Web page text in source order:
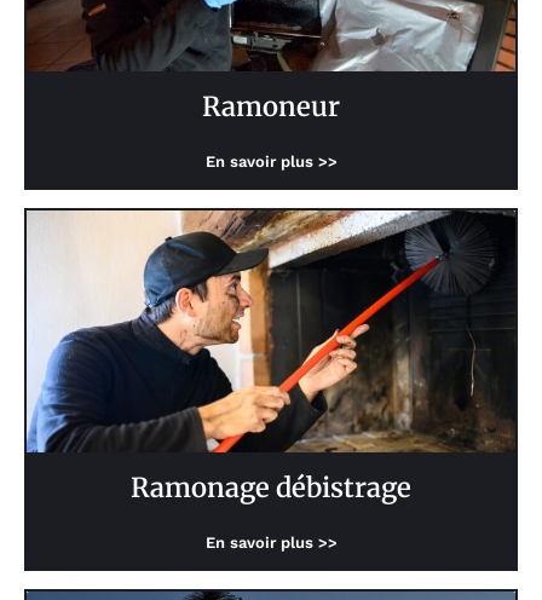
Ramoneur
En savoir plus >>
Ramonage débistrage
En savoir plus >>